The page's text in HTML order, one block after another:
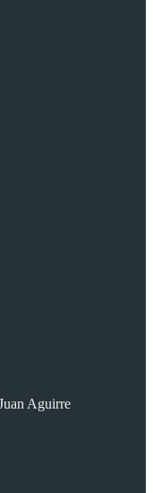
Aguirre